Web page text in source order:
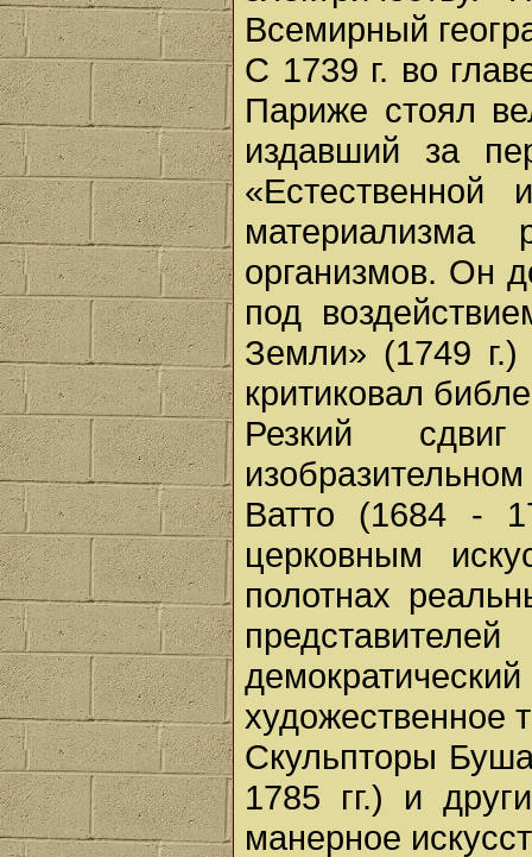
Всемирный
С 1739 г. во
Париже стоял
издавший за
материализма
организмов. Он
под
Земли» (1749
критиковал
Резкий
Ватто (1684 -
церковным
полотнах
художественное
Скульпторы
1785 гг.) и
манерное